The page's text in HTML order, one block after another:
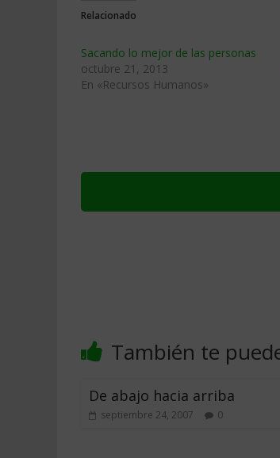
Relacionado
Sacando lo mejor de las personas
octubre 21, 2013
En «Recursos Humanos»
También te
De abajo hacia arriba
septiembre 24, 2007 0